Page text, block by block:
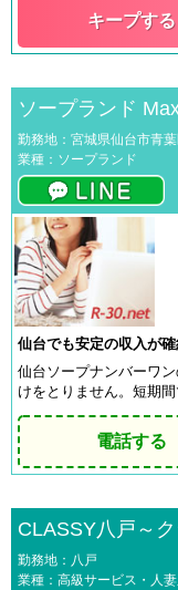
キープする
ソープランド
勤務地：宮城県仙台市青
業種：ソープランド
仙台でも安定の収入が
仙台ソープナンバーワ
けをとりません。短期
電話する
CLASSY八戸～
勤務地：八戸
業種：高級サービス・人